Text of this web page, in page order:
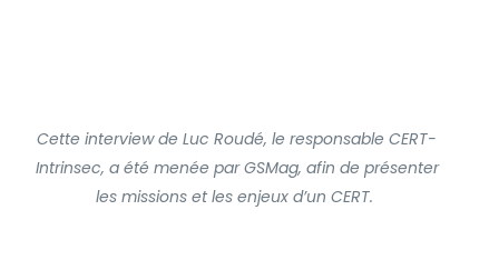
Cette interview de Luc Roudé, le responsable CERT-
Intrinsec, a été menée par GSMag, afin de présenter
les missions et les enjeux d’un CERT.